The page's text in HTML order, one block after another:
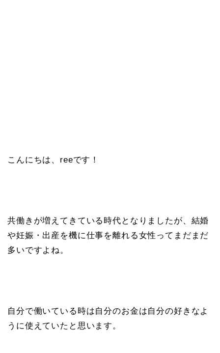
こんにちは、reeです！
共働きが増えてきている時代となりましたが、結婚
や妊娠・出産を機に仕事を離れる女性ってまだまだ
多いですよね。
自分で働いている時は自分のお金は自分の好きなよ
うに使えていたと思います。